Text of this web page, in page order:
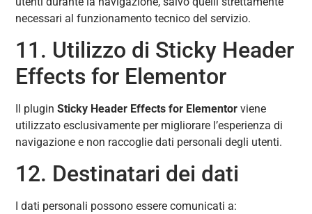
necessari al funzionamento tecnico del servizio.
11. Utilizzo di Sticky Header
Effects for Elementor
Il pluginSticky Header Effects for Elementor viene
utilizzato esclusivamente per migliorare l’esperienza di
navigazione e non raccoglie dati personali degli utenti.
12. Destinatari dei dati
I dati personali possono essere comunicati a: